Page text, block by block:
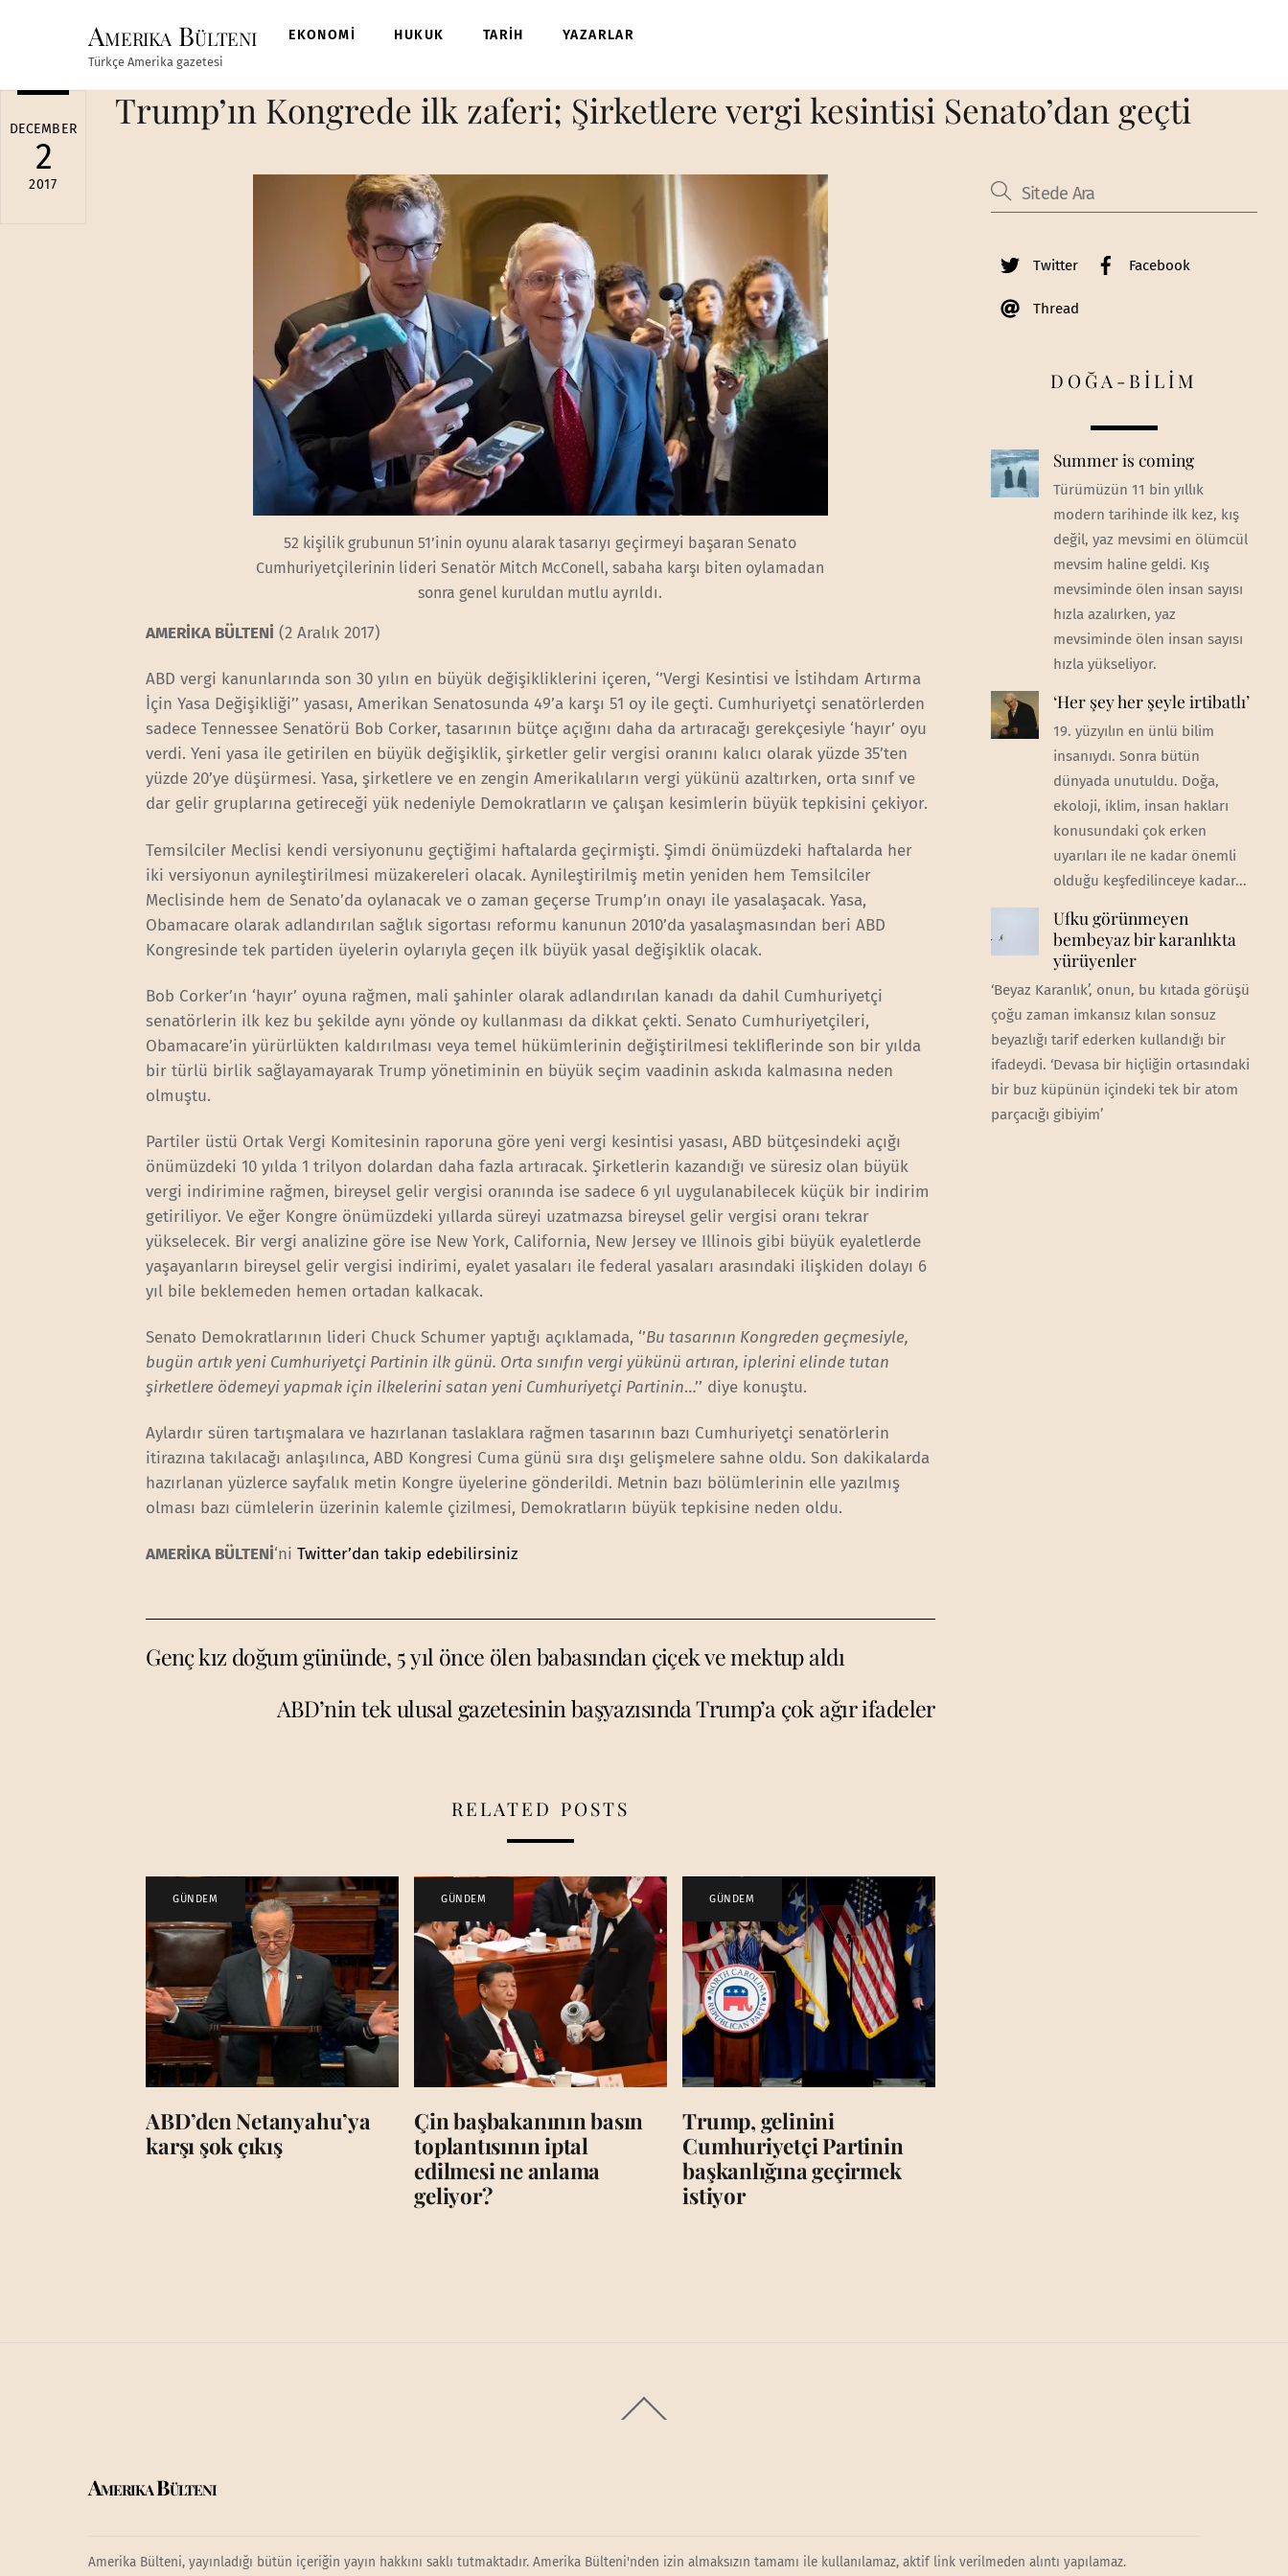
Amerika Bülteni
Türkçe Amerika gazetesi
EKONOMİ HUKUK TARİH YAZARLAR
DECEMBER
2
2017
Trump’ın Kongrede ilk zaferi; Şirketlere vergi kesintisi Senato’dan geçti
52 kişilik grubunun 51’inin oyunu alarak tasarıyı geçirmeyi başaran Senato
Cumhuriyetçilerinin lideri Senatör Mitch McConell, sabaha karşı biten oylamadan
sonra genel kuruldan mutlu ayrıldı.
AMERİKA BÜLTENİ (2 Aralık 2017)
ABD vergi kanunlarında son 30 yılın en büyük değişikliklerini içeren, ‘’Vergi Kesintisi ve İstihdam Artırma
İçin Yasa Değişikliği’’ yasası, Amerikan Senatosunda 49’a karşı 51 oy ile geçti. Cumhuriyetçi senatörlerden
sadece Tennessee Senatörü Bob Corker, tasarının bütçe açığını daha da artıracağı gerekçesiyle ‘hayır’ oyu
verdi. Yeni yasa ile getirilen en büyük değişiklik, şirketler gelir vergisi oranını kalıcı olarak yüzde 35’ten
yüzde 20’ye düşürmesi. Yasa, şirketlere ve en zengin Amerikalıların vergi yükünü azaltırken, orta sınıf ve
dar gelir gruplarına getireceği yük nedeniyle Demokratların ve çalışan kesimlerin büyük tepkisini çekiyor.
Temsilciler Meclisi kendi versiyonunu geçtiğimi haftalarda geçirmişti. Şimdi önümüzdeki haftalarda her
iki versiyonun aynileştirilmesi müzakereleri olacak. Aynileştirilmiş metin yeniden hem Temsilciler
Meclisinde hem de Senato’da oylanacak ve o zaman geçerse Trump’ın onayı ile yasalaşacak. Yasa,
Obamacare olarak adlandırılan sağlık sigortası reformu kanunun 2010’da yasalaşmasından beri ABD
Kongresinde tek partiden üyelerin oylarıyla geçen ilk büyük yasal değişiklik olacak.
Bob Corker’ın ‘hayır’ oyuna rağmen, mali şahinler olarak adlandırılan kanadı da dahil Cumhuriyetçi
senatörlerin ilk kez bu şekilde aynı yönde oy kullanması da dikkat çekti. Senato Cumhuriyetçileri,
Obamacare’in yürürlükten kaldırılması veya temel hükümlerinin değiştirilmesi tekliflerinde son bir yılda
bir türlü birlik sağlayamayarak Trump yönetiminin en büyük seçim vaadinin askıda kalmasına neden
olmuştu.
Partiler üstü Ortak Vergi Komitesinin raporuna göre yeni vergi kesintisi yasası, ABD bütçesindeki açığı
önümüzdeki 10 yılda 1 trilyon dolardan daha fazla artıracak. Şirketlerin kazandığı ve süresiz olan büyük
vergi indirimine rağmen, bireysel gelir vergisi oranında ise sadece 6 yıl uygulanabilecek küçük bir indirim
getiriliyor. Ve eğer Kongre önümüzdeki yıllarda süreyi uzatmazsa bireysel gelir vergisi oranı tekrar
yükselecek. Bir vergi analizine göre ise New York, California, New Jersey ve Illinois gibi büyük eyaletlerde
yaşayanların bireysel gelir vergisi indirimi, eyalet yasaları ile federal yasaları arasındaki ilişkiden dolayı 6
yıl bile beklemeden hemen ortadan kalkacak.
Senato Demokratlarının lideri Chuck Schumer yaptığı açıklamada, ‘’Bu tasarının Kongreden geçmesiyle,
bugün artık yeni Cumhuriyetçi Partinin ilk günü. Orta sınıfın vergi yükünü artıran, iplerini elinde tutan
şirketlere ödemeyi yapmak için ilkelerini satan yeni Cumhuriyetçi Partinin…’’ diye konuştu.
Aylardır süren tartışmalara ve hazırlanan taslaklara rağmen tasarının bazı Cumhuriyetçi senatörlerin
itirazına takılacağı anlaşılınca, ABD Kongresi Cuma günü sıra dışı gelişmelere sahne oldu. Son dakikalarda
hazırlanan yüzlerce sayfalık metin Kongre üyelerine gönderildi. Metnin bazı bölümlerinin elle yazılmış
olması bazı cümlelerin üzerinin kalemle çizilmesi, Demokratların büyük tepkisine neden oldu.
AMERİKA BÜLTENİ‘niTwitter’dan takip edebilirsiniz
Genç kız doğum gününde, 5 yıl önce ölen babasından çiçek ve mektup aldı
ABD’nin tek ulusal gazetesinin başyazısında Trump’a çok ağır ifadeler
RELATED POSTS
GÜNDEM
ABD’den Netanyahu’ya
karşı şok çıkış
GÜNDEM
Çin başbakanının basın
toplantısının iptal
edilmesi ne anlama
geliyor?
GÜNDEM
Trump, gelinini
Cumhuriyetçi Partinin
başkanlığına geçirmek
istiyor
Twitter Facebook
Thread
DOĞA-BİLİM
Summer is coming
Türümüzün 11 bin yıllık
modern tarihinde ilk kez, kış
değil, yaz mevsimi en ölümcül
mevsim haline geldi. Kış
mevsiminde ölen insan sayısı
hızla azalırken, yaz
mevsiminde ölen insan sayısı
hızla yükseliyor.
‘Her şey her şeyle irtibatlı’
19. yüzyılın en ünlü bilim
insanıydı. Sonra bütün
dünyada unutuldu. Doğa,
ekoloji, iklim, insan hakları
konusundaki çok erken
uyarıları ile ne kadar önemli
olduğu keşfedilinceye kadar...
Ufku görünmeyen
bembeyaz bir karanlıkta
yürüyenler
‘Beyaz Karanlık’, onun, bu kıtada görüşü
çoğu zaman imkansız kılan sonsuz
beyazlığı tarif ederken kullandığı bir
ifadeydi. ‘Devasa bir hiçliğin ortasındaki
bir buz küpünün içindeki tek bir atom
parçacığı gibiyim’
To
Amerika Bülteni
Amerika Bülteni, yayınladığı bütün içeriğin yayın hakkını saklı tutmaktadır. Amerika Bülteni'nden izin almaksızın tamamı ile kullanılamaz, aktif link verilmeden alıntı yapılamaz.